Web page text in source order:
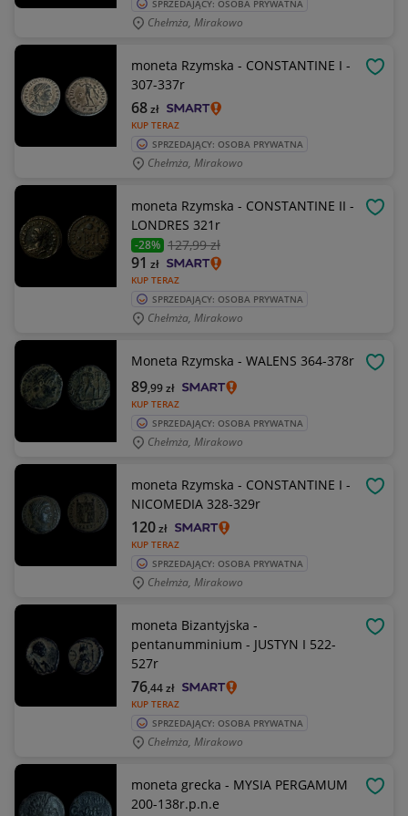
SPRZEDAJĄCY: OSOBA PRYWATNA
Chełmża, Mirakowo
moneta Rzymska - CONSTANTINE I -
307-337r
KUP TERAZ
68zł
SPRZEDAJĄCY: OSOBA PRYWATNA
Chełmża, Mirakowo
moneta Rzymska - CONSTANTINE II -
LONDRES 321r
-28% 127,99 zł
KUP TERAZ
91 zł
SPRZEDAJĄCY: OSOBA PRYWATNA
Chełmża, Mirakowo
Moneta Rzymska - WALENS 364-378r
KUP TERAZ
89,99zł
SPRZEDAJĄCY: OSOBA PRYWATNA
Chełmża, Mirakowo
moneta Rzymska - CONSTANTINE I -
NICOMEDIA 328-329r
KUP TERAZ
120zł
SPRZEDAJĄCY: OSOBA PRYWATNA
Chełmża, Mirakowo
moneta Bizantyjska -
pentanumminium - JUSTYN I 522-
527r
KUP TERAZ
76,44zł
SPRZEDAJĄCY: OSOBA PRYWATNA
Chełmża, Mirakowo
moneta grecka - MYSIA PERGAMUM
200-138r.p.n.e